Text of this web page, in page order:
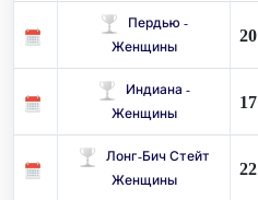
Пердью -
Женщины
20
Индиана -
Женщины
17
Лонг-Бич Стейт
Женщины
22